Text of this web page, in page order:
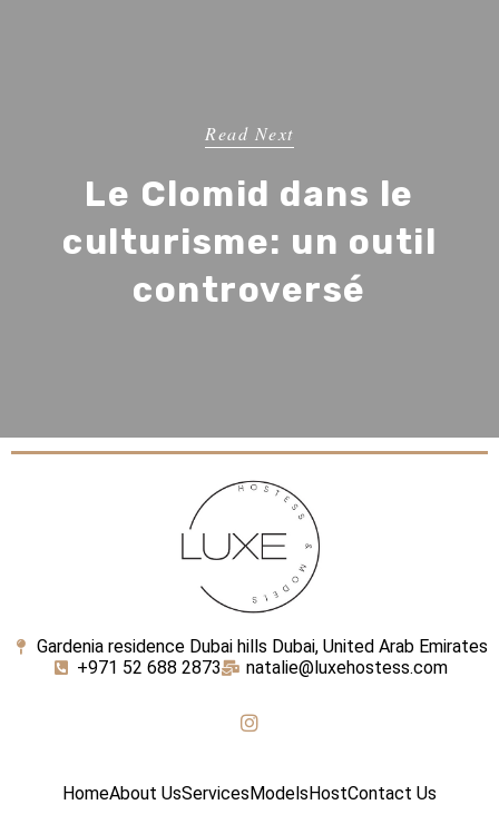
Read Next
Le Clomid dans le
culturisme: un outil
controversé
Gardenia residence Dubai hills Dubai, United Arab Emirates
+971 52 688 2873
natalie@luxehostess.com
HomeAbout UsServicesModelsHostContact Us